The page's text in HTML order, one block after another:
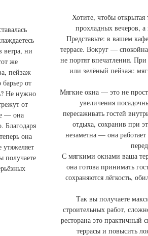
ветра, ни
же
пейзаж
от
Не нужно
от
— она
Благодаря
она
получаете
Хотите, чтобы открытая
прохладных вечеров,
Представьте: в вашем
террасе. Вокруг —
не портят впечатления.
или зелёный пейзаж:
Мягкие окна — это не
увеличения
пересаживать гостей
отдыха, сохранив при
незаметна — она
С мягкими окнами ваша
она готова принимать
сохраняются лёгкость,
Так вы получаете
строительных работ,
ресторана это практичный
террасы и повысить